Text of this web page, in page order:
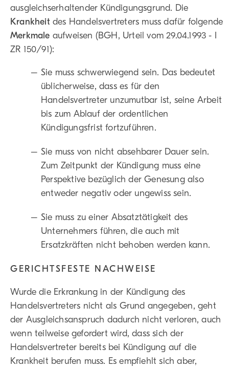
ausgleichserhaltender Kündigungsgrund. Die
Krankheitdes Handelsvertreters muss dafür folgende
Merkmale aufweisen (BGH, Urteil vom 29.04.1993 - I
ZR 150/91):
Sie muss schwerwiegend sein. Das bedeutet
üblicherweise, dass es für den
Handelsvertreter unzumutbar ist, seine Arbeit
bis zum Ablauf der ordentlichen
Kündigungsfrist fortzuführen.
Sie muss von nicht absehbarer Dauer sein.
Zum Zeitpunkt der Kündigung muss eine
Perspektive bezüglich der Genesung also
entweder negativ oder ungewiss sein.
Sie muss zu einer Absatztätigkeit des
Unternehmers führen, die auch mit
Ersatzkräften nicht behoben werden kann.
GERICHTSFESTE NACHWEISE
Wurde die Erkrankung in der Kündigung des
Handelsvertreters nicht als Grund angegeben, geht
der Ausgleichsanspruch dadurch nicht verloren, auch
wenn teilweise gefordert wird, dass sich der
Handelsvertreter bereits bei Kündigung auf die
Krankheit berufen muss. Es empfiehlt sich aber,